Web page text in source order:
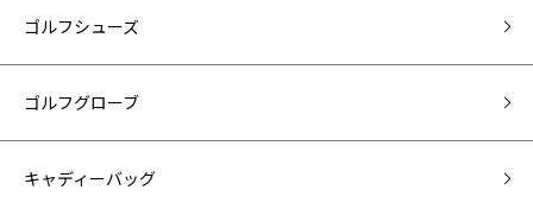
ゴルフシューズ
ゴルフグローブ
キャディーバッグ